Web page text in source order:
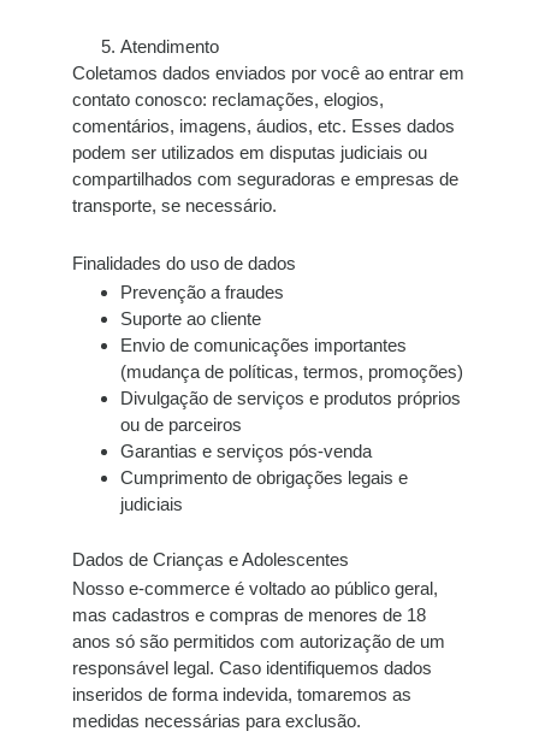
Atendimento
Coletamos dados enviados por você ao entrar em
contato conosco: reclamações, elogios,
comentários, imagens, áudios, etc. Esses dados
podem ser utilizados em disputas judiciais ou
compartilhados com seguradoras e empresas de
transporte, se necessário.
Finalidades do uso de dados
Prevenção a fraudes
Suporte ao cliente
Envio de comunicações importantes
(mudança de políticas, termos, promoções)
Divulgação de serviços e produtos próprios
ou de parceiros
Garantias e serviços pós-venda
Cumprimento de obrigações legais e
judiciais
Dados de Crianças e Adolescentes
Nosso e-commerce é voltado ao público geral,
mas cadastros e compras de menores de 18
anos só são permitidos com autorização de um
responsável legal. Caso identifiquemos dados
inseridos de forma indevida, tomaremos as
medidas necessárias para exclusão.